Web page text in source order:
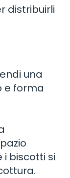
distribuirli
una
e forma
i biscotti si